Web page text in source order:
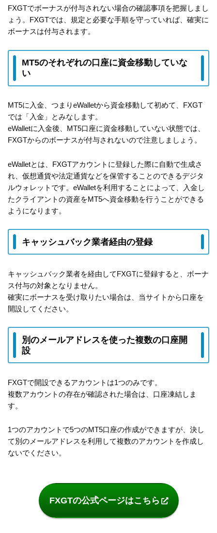
FXGTでボーナスが付与されない場合の確認事項を把握しまし
ょう。FXGTでは、規定と必要な手順を守っていれば、確実に
ボーナスは付与されます。
MT5のそれぞれの口座に資金移動していな
い
MT5に入金、つまりeWalletから資金移動して初めて、FXGT
では「入金」とみなします。
eWalletに入金後、MT5口座に資金移動していない状態では、
FXGTからのボーナスが付与されないので注意しましょう。
eWalletとは、FXGTアカウントに登録した際に自動で生成さ
れ、仮想通貨や法定通貨などを保管することのできるデジタ
ルウォレットです。eWalletを利用することによって、入金し
たクライアントの資産をMT5へ資金移動を行うことができる
ようになります。
キャッシュバック業者経由の登録
キャッシュバック業者を経由してFXGTに登録すると、ボーナ
ス付与の対象となりません。
確実にボーナスを受け取りたい場合は、当サイトから口座を
開設してください。
別のメールアドレスを使った複数の口座開
設
FXGTで開設できるアカウントは1つのみです。
複数アカウントの存在が確認された場合は、口座凍結しま
す。
1つのアカウントで5つのMT5口座の作成ができますが、決し
て別のメールアドレスを利用して複数のアカウントを作成し
ないでください。
FXGTの公式ページはこちら